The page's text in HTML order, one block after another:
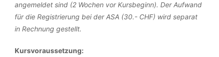
angemeldet sind (2 Wochen vor Kursbeginn). Der Aufwand
für die Registrierung bei der ASA (30.- CHF) wird separat
in Rechnung gestellt.
Kursvoraussetzung: